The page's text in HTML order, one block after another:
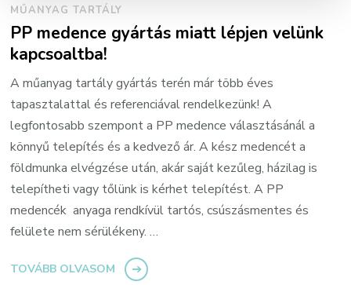
MŰANYAG TARTÁLY
PP medence gyártás miatt lépjen velünk
kapcsoaltba!
A műanyag tartály gyártás terén már több éves
tapasztalattal és referenciával rendelkezünk! A
legfontosabb szempont a PP medence választásánál a
könnyű telepítés és a kedvező ár. A kész medencét a
földmunka elvégzése után, akár saját kezűleg, házilag is
telepítheti vagy tőlünk is kérhet telepítést. A PP
medencék anyaga rendkívül tartós, csúszásmentes és
felülete nem sérülékeny. …
TOVÁBB OLVASOM